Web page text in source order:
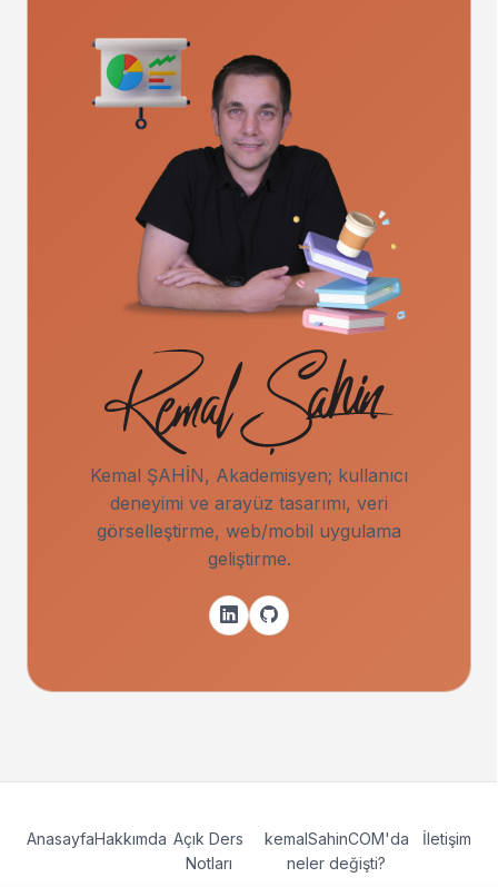
Kemal ŞAHİN, Akademisyen; kullanıcı
deneyimi ve arayüz tasarımı, veri
görselleştirme, web/mobil uygulama
geliştirme.
AnasayfaHakkımda Açık Ders
Notları
kemalSahinCOM'da
neler değişti?
İletişim